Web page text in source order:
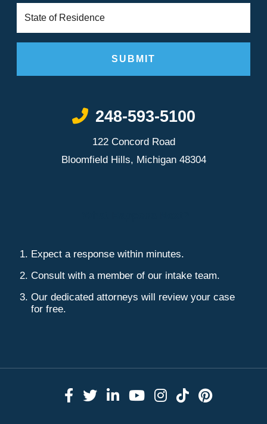
Call Now at
248-593-5100
122 Concord Road
Bloomfield Hills, Michigan 48304
Expect a response within minutes.
Consult with a member of our intake team.
Our dedicated attorneys will review your case
for free.
Link to Facebook
Link to Twitter
Link to LinkedIn
Link to YouTube
Link toLink toLink to